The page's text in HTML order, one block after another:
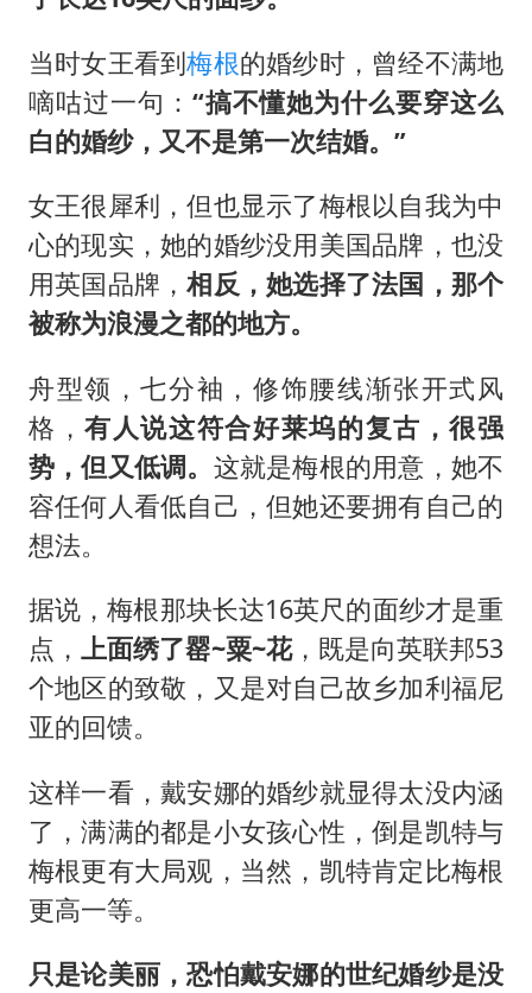
当时女王看到梅根的婚纱时，曾经不满地
嘀咕过一句： “搞不懂她为什么要穿这么
白的婚纱，又不是第一次结婚。”
女王很犀利，但也显示了梅根以自我为中
心的现实，她的婚纱没用美国品牌，也没
用英国品牌，相反，她选择了法国，那个
被称为浪漫之都的地方。
舟型领，七分袖，修饰腰线渐张开式风
格，有人说这符合好莱坞的复古，很强
势，但又低调。 这就是梅根的用意，她不
容任何人看低自己，但她还要拥有自己的
想法。
据说，梅根那块长达16英尺的面纱才是重
点， 上面绣了罂~粟~花，既是向英联邦53
个地区的致敬，又是对自己故乡加利福尼
亚的回馈。
这样一看，戴安娜的婚纱就显得太没内涵
了，满满的都是小女孩心性，倒是凯特与
梅根更有大局观，当然，凯特肯定比梅根
更高一等。
只是论美丽，恐怕戴安娜的世纪婚纱是没